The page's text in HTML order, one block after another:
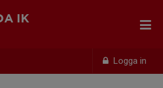
Logga in
IK